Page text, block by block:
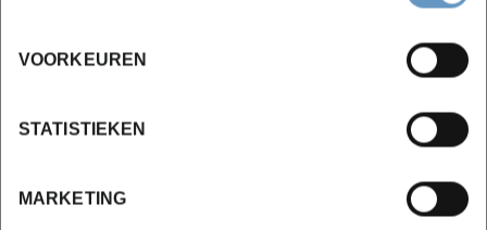
VOORKEUREN
STATISTIEKEN
MARKETING
2.Basis bomenkennis:
studie-uitstap